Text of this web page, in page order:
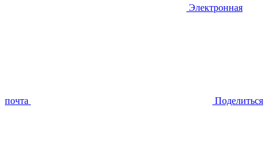
Электронная
почта Поделиться